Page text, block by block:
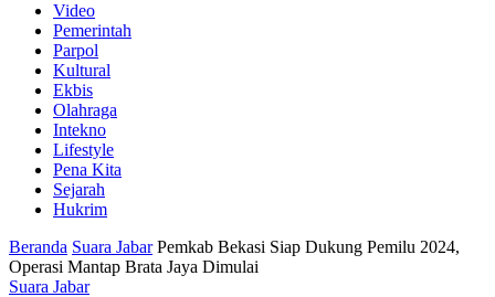
Video
Pemerintah
Parpol
Kultural
Ekbis
Olahraga
Intekno
Lifestyle
Pena Kita
Sejarah
Hukrim
Beranda Suara Jabar Pemkab Bekasi Siap Dukung Pemilu 2024,
Operasi Mantap Brata Jaya Dimulai
Suara Jabar